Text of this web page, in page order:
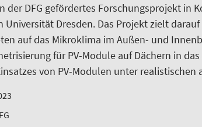
der DFG gefördertes Forschungsprojekt
Universität Dresden. Das Projekt zielt
auf das Mikroklima im Außen- und
für PV-Module auf Dächern in
von PV-Modulen unter